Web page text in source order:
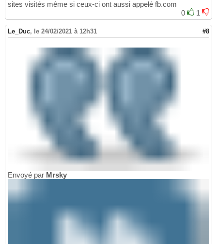
sites visités même si ceux-ci ont aussi appelé fb.com
0
1
Le_Duc, le 24/02/2021 à 12h31 #8
Envoyé par Mrsky